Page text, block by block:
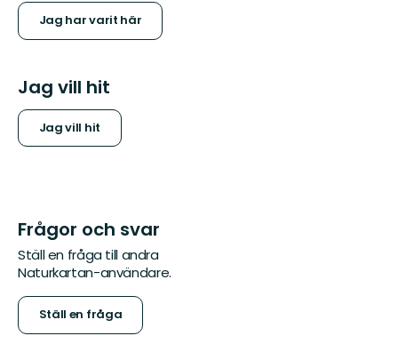
Jag har varit här
Jag vill hit
Jag vill hit
Frågor och svar
Ställ en fråga till andra
Naturkartan-användare.
Ställ en fråga